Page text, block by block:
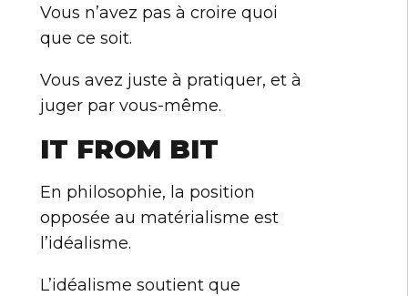
Vous n’avez pas à croire quoi
que ce soit.
Vous avez juste à pratiquer, et à
juger par vous-même.
IT FROM BIT
En philosophie, la position
opposée au matérialisme est
l’idéalisme.
L’idéalisme soutient que